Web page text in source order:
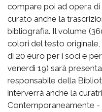
compare poi ad opera
curato anche la
bibliografia. Il volume
colori del testo
di 20 euro per i soci e
venerdì 19) sarà
responsabile della
interverrà anche la
Contemporaneamente